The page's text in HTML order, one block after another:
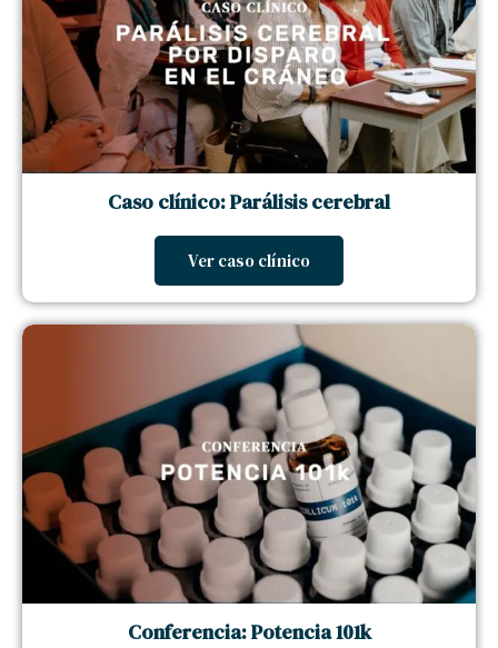
Caso clínico: Parálisis cerebral
Ver caso clínico
Conferencia: Potencia 101k